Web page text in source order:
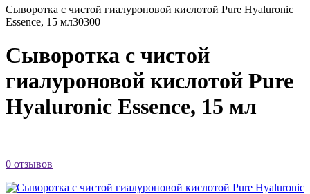
Сыворотка с чистой гиалуроновой кислотой Pure Hyaluronic
Essence, 15 мл30300
Сыворотка с чистой
гиалуроновой кислотой Pure
Hyaluronic Essence, 15 мл
0 отзывов